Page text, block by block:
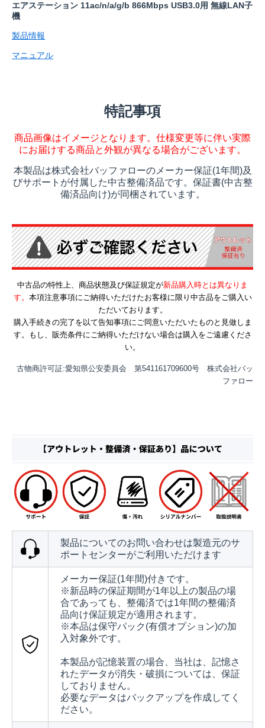
エアステーション 11ac/n/a/g/b 866Mbps USB3.0用 無線LAN子
機
製品情報
マニュアル
特記事項
商品画像はイメージとなります。仕様変更等に伴い実際
にお届けする商品と外観が異なる場合がございます。
本製品は株式会社バッファローのメーカー保証(1年間)及
びサポートが付属した中古整備済品です。保証書(中古整
備済品向け)が同梱されています。
中古品の特性上、商品状態及び保証規定が新品購入時とは異なりま
す。 本項注意事項にご納得いただけたお客様に限り中古品をご購入い
ただいております。
購入手続きの完了を以て告知事項にご同意いただいたものと見做しま
す。もし、販売条件にご納得いただけない場合は購入をご遠慮くださ
い。
古物商許可証:愛知県公安委員会 第541161709600号 株式会社バッ
ファロー
製品についてのお問い合わせは製造元のサ
ポートセンターがご利用いただけます
メーカー保証(1年間)付きです。
※新品時の保証期間が1年以上の製品の場
合であっても、整備済では1年間の整備済
品向け保証規定が適用されます。
※本品は保守パック(有償オプション)の加
入対象外です。
本製品が記憶装置の場合、当社は、記憶さ
れたデータが消失・破損については、保証
しておりません。
必要なデータはバックアップを作成してく
ださい。